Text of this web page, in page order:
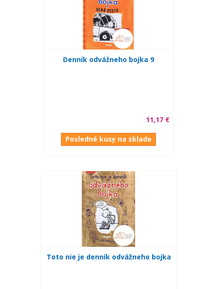
Denník odvážneho bojka 9
11,17 €
Posledné kusy na sklade
Toto nie je denník odvážneho bojka